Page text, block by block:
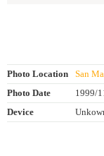
Photo Location
San
Photo Date
1999/
Device